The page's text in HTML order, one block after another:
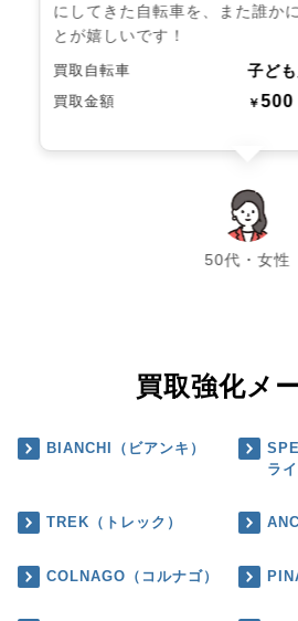
にしてきた自転車を、また誰か
とが嬉しいです！
買取自転車 子ど
買取金額 ￥500
50代・女性
chevron_left chevron_right
買取強化メ
BIANCHI（ビアンキ）
ラ
TREK（トレック）
COLNAGO（コルナゴ）